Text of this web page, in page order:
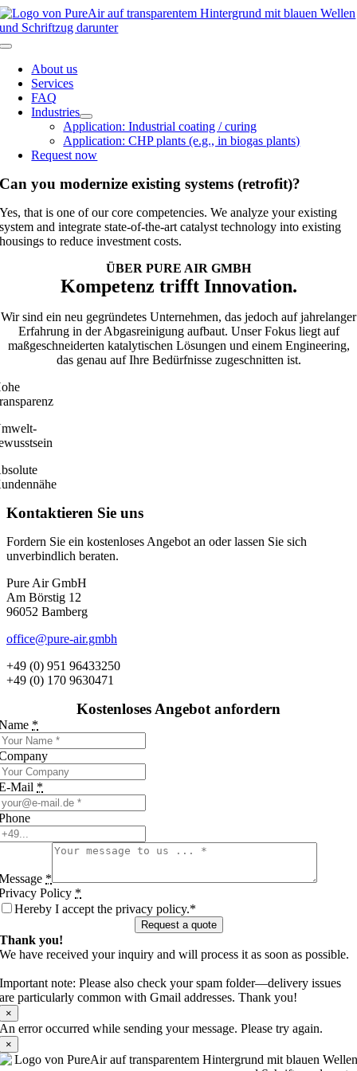
Skip
to
content
Toggle
NavigationAbout us
Services
FAQ
Industries
Application: Industrial coating / curing
Application: CHP plants (e.g., in biogas plants)
Request now
Can you modernize existing systems (retrofit)?
Yes, that is one of our core competencies. We analyze your existing
system and integrate state-of-the-art catalyst technology into existing
housings to reduce investment costs.
ÜBER PURE AIR GMBH
Kompetenz trifft Innovation.
Wir sind ein neu gegründetes Unternehmen, das jedoch auf jahrelanger
Erfahrung in der Abgasreinigung aufbaut. Unser Fokus liegt auf
maßgeschneiderten katalytischen Lösungen und einem Engineering,
das genau auf Ihre Bedürfnisse zugeschnitten ist.
Kontaktieren Sie uns
Fordern Sie ein kostenloses Angebot an oder lassen Sie sich
unverbindlich beraten.
Pure Air GmbH
Am Börstig 12
96052 Bamberg
office@pure-air.gmbh
+49 (0) 951 96433250
+49 (0) 170 9630471
Kostenloses Angebot anfordern
*
Mail *
*
Policy *
Hereby I accept the privacy policy.*
Request a quote
Thank you!
We have received your inquiry and will process it as soon as possible.
Important note: Please also check your spam folder—delivery issues
are particularly common with Gmail addresses. Thank you!
×
An error occurred while sending your message. Please try again.
×